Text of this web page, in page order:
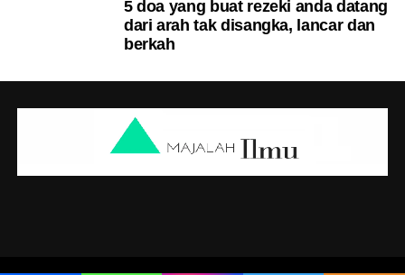
5 doa yang buat rezeki anda datang
dari arah tak disangka, lancar dan
berkah